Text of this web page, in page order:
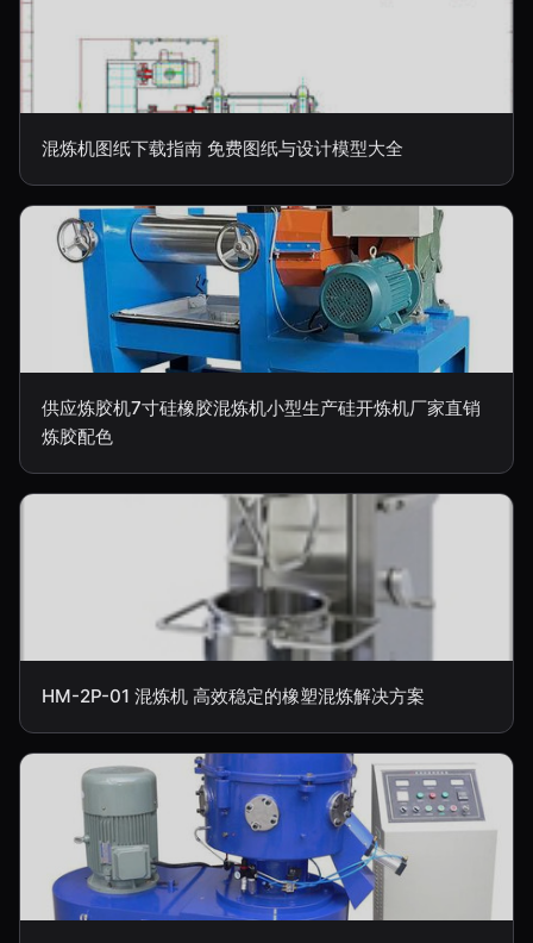
混炼机图纸下载指南 免费图纸与设计模型大全
供应炼胶机7寸硅橡胶混炼机小型生产硅开炼机厂家直销
炼胶配色
HM-2P-01 混炼机 高效稳定的橡塑混炼解决方案